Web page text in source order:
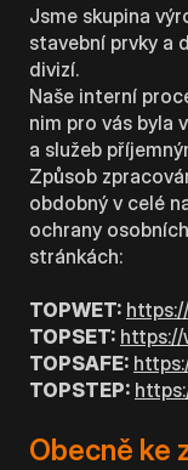
Jsme skupina
stavební prvky a
divizí.
Naše interní
nim pro vás byla
a služeb
Způsob
obdobný v celé
ochrany
stránkách:
TOPWET:
TOPSET: https://
TOPSAFE:
TOPSTEP:
Obecně ke